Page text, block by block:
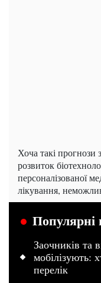
Хоча такі
розвиток
персоналізованої
лікування,
Популярні
Заочників та
мобілізують:
перелік